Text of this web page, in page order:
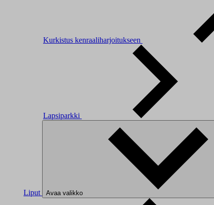
Kurkistus kenraaliharjoitukseen
Lapsiparkki
Liput Avaa valikko